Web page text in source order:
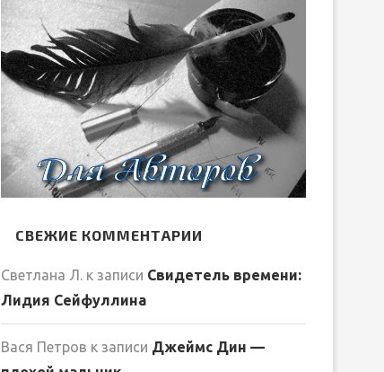
СВЕЖИЕ КОММЕНТАРИИ
Светлана Л. к записи Свидетель времени:
Лидия Сейфуллина
Вася Петров к записи Джеймс Дин —